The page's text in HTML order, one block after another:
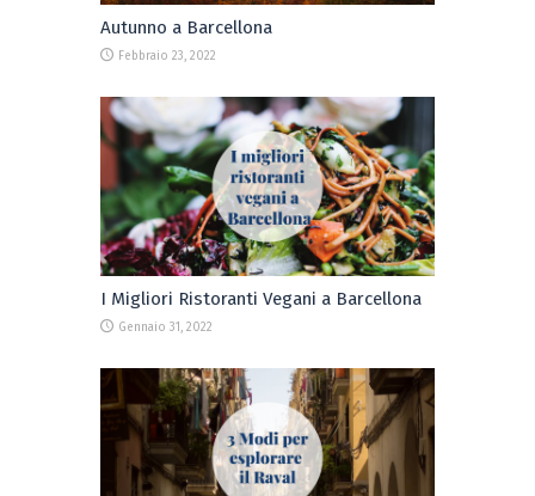
Autunno a Barcellona
Febbraio 23, 2022
I Migliori Ristoranti Vegani a Barcellona
Gennaio 31, 2022